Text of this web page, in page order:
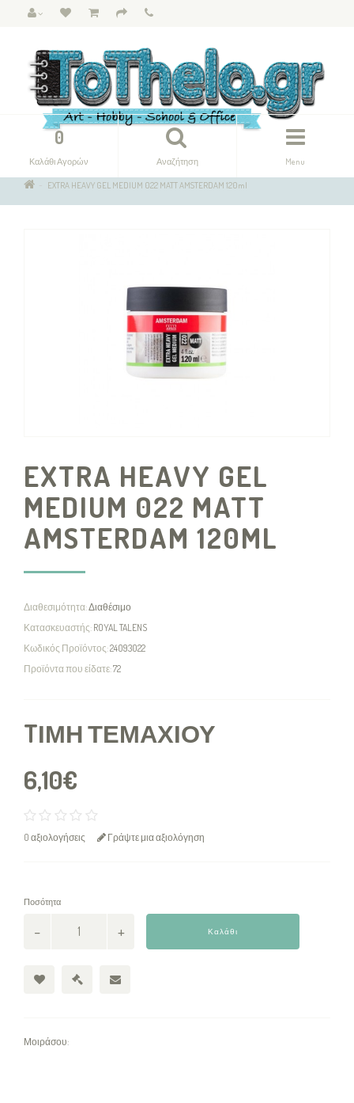
Menu
Αναζήτηση
0
Καλάθι Αγορών
EXTRA HEAVY GEL MEDIUM 022 MATT AMSTERDAM 120ml
EXTRA HEAVY GEL
MEDIUM 022 MATT
AMSTERDAM 120ML
Διαθεσιμότητα:Διαθέσιμο
Κατασκευαστής: ROYAL TALENS
Κωδικός Προϊόντος:24093022
Προϊόντα που είδατε:72
TΙΜΉ ΤΕΜΑΧΊΟΥ
6,10€
0 αξιολογήσεις Γράψτε μια αξιολόγηση
Ποσότητα
Καλάθι
Μοιράσου: